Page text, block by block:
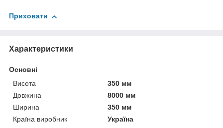
Приховати
Характеристики
Основні
Висота
350 мм
Довжина
8000 мм
Ширина
350 мм
Країна виробник
Україна